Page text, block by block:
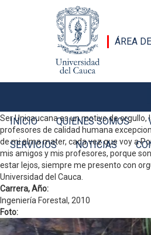
Pasar al contenido principal
ÁREA
INICIO QUIENES SOMOS
SERVICIOS NOTICIAS
Ser Unicaucana es un motivo de orgullo,
profesores de calidad humana
de mi alma mater, cada vez que voy a
mis amigos y mis profesores, porque
estar lejos, siempre me presento con
Universidad del Cauca.
Carrera, Año:
Ingeniería Forestal, 2010
Foto: